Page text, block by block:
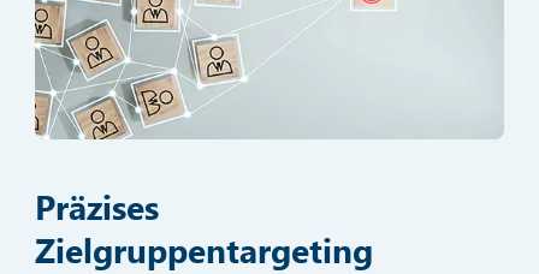
Präzises
Zielgruppentargeting